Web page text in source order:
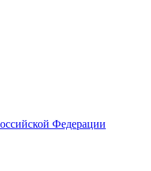
Федерации